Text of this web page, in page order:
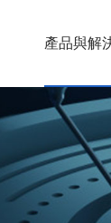
產品與解